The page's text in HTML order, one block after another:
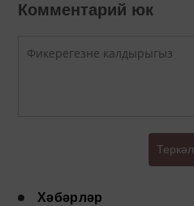
Комментарий юк
Хәбәрләр